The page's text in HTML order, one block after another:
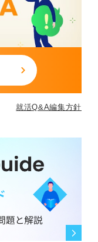
就活Q&A編集方針